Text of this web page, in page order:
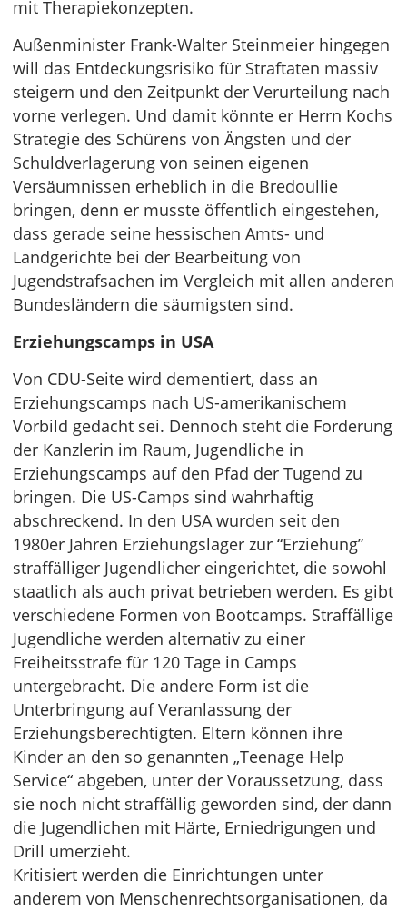
mit Therapiekonzepten.
Außenminister Frank-Walter Steinmeier hingegen
will das Entdeckungsrisiko für Straftaten massiv
steigern und den Zeitpunkt der Verurteilung nach
vorne verlegen. Und damit könnte er Herrn Kochs
Strategie des Schürens von Ängsten und der
Schuldverlagerung von seinen eigenen
Versäumnissen erheblich in die Bredoullie
bringen, denn er musste öffentlich eingestehen,
dass gerade seine hessischen Amts- und
Landgerichte bei der Bearbeitung von
Jugendstrafsachen im Vergleich mit allen anderen
Bundesländern die säumigsten sind.
Erziehungscamps in USA
Von CDU-Seite wird dementiert, dass an
Erziehungscamps nach US-amerikanischem
Vorbild gedacht sei. Dennoch steht die Forderung
der Kanzlerin im Raum, Jugendliche in
Erziehungscamps auf den Pfad der Tugend zu
bringen. Die US-Camps sind wahrhaftig
abschreckend. In den USA wurden seit den
1980er Jahren Erziehungslager zur “Erziehung”
straffälliger Jugendlicher eingerichtet, die sowohl
staatlich als auch privat betrieben werden. Es gibt
verschiedene Formen von Bootcamps. Straffällige
Jugendliche werden alternativ zu einer
Freiheitsstrafe für 120 Tage in Camps
untergebracht. Die andere Form ist die
Unterbringung auf Veranlassung der
Erziehungsberechtigten. Eltern können ihre
Kinder an den so genannten „Teenage Help
Service“ abgeben, unter der Voraussetzung, dass
sie noch nicht straffällig geworden sind, der dann
die Jugendlichen mit Härte, Erniedrigungen und
Drill umerzieht.
Kritisiert werden die Einrichtungen unter
anderem von Menschenrechtsorganisationen, da